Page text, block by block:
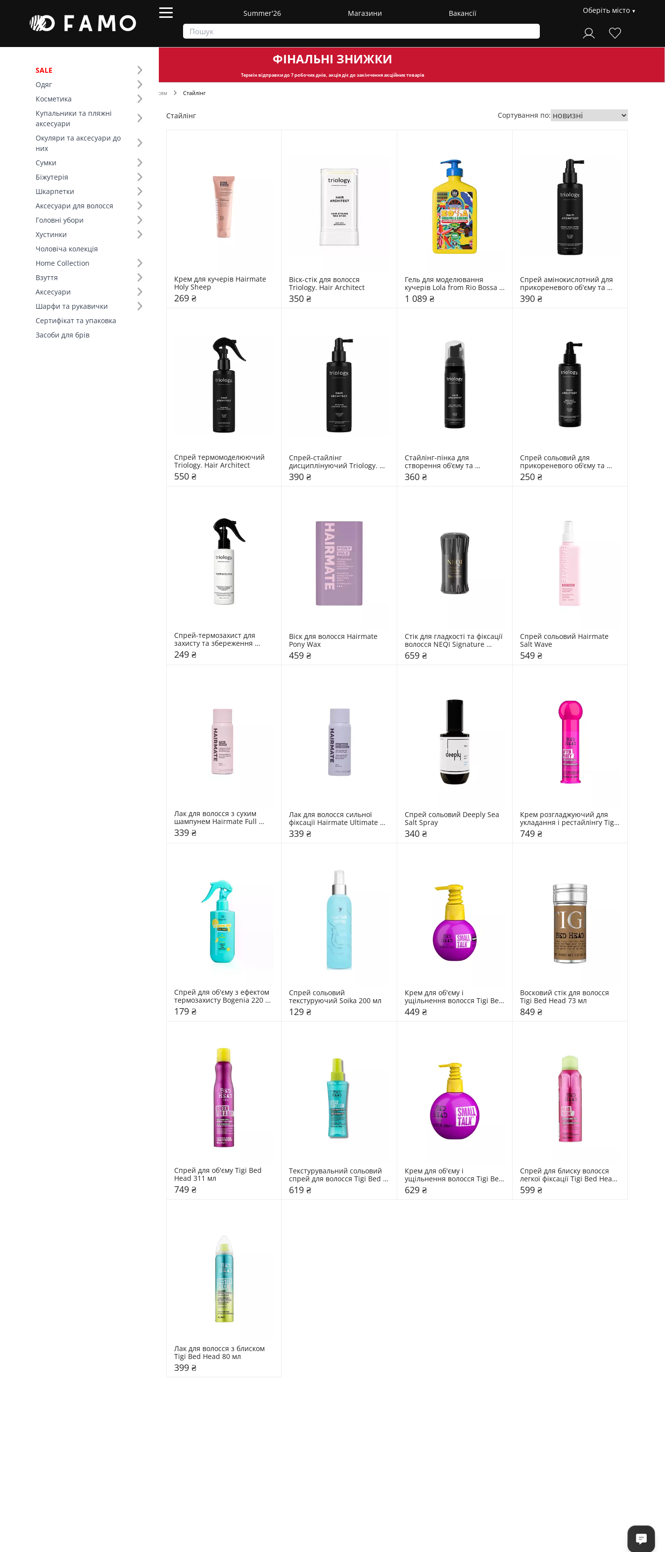
Summer'26 Магазини Вакансії Оберіть місто
SALE
Одяг
Косметика
Купальники та пляжні
аксесуари
Окуляри та аксесуари до
них
Сумки
Біжутерія
Шкарпетки
Аксесуари для волосся
Головні убори
Хустинки
Чоловіча колекція
Home Collection
Взуття
Аксесуари
Шарфи та рукавички
Сертифікат та упаковка
Засоби для брів
ФІНАЛЬНІ ЗНИЖКИ
Термін відправкидо 7 робочих днів, акція діє до закінчення акційних товарів
Догляд за волоссям Стайлінг
Фільтр
Ціна
Вид товару (11)
Засіб за потребою (1)
Стайлінг Сортування по:
Крем для кучерів Hairmate
Holy Sheep
269 ₴
Віск-стік для волосся
Triology. Hair Architect
350 ₴
Гель для моделювання
кучерів Lola from Rio Bossa
Gelatina
1 089 ₴
Спрей амінокислотний для
прикореневого об'єму та
створення текстури Triology.
Hair Architect
390 ₴
Спрей термомоделюючий
Triology. Hair Architect
550 ₴
Спрей-стайлінг
дисциплінуючий Triology.
Hair Architect
390 ₴
Стайлінг-пінка для
створення обʼєму та
структурування волосся
Triology. Hair Architect
360 ₴
Спрей сольовий для
прикореневого обʼєму та
текстури Triology. Hair
Architect
250 ₴
Спрей-термозахист для
захисту та збереження
вологи у волоссі Triology.
Thermolock
249 ₴
Віск для волосся Hairmate
Pony Wax
459 ₴
Стік для гладкості та фіксації
волосся NEQI Signature
Styling Sleek Stick
659 ₴
Спрей сольовий Hairmate
Salt Wave
549 ₴
Лак для волосся з сухим
шампунем Hairmate Full
Moon
339 ₴
Лак для волосся сильної
фіксації Hairmate Ultimate
Hairspray
339 ₴
Спрей сольовий Deeply Sea
Salt Spray
340 ₴
Крем розгладжуючий для
укладання і рестайлінгу Tigi
Bed Head After Party
749 ₴
Спрей для об'єму з ефектом
термозахисту Bogenia 220
мл
179 ₴
Спрей сольовий
текстуруючий Soika 200 мл
129 ₴
Крем для об'єму і
ущільнення волосся Tigi Bed
Head 125 мл
449 ₴
Восковий стік для волосся
Tigi Bed Head 73 мл
849 ₴
Спрей для об'єму Tigi Bed
Head 311 мл
749 ₴
Текстурувальний сольовий
спрей для волосся Tigi Bed
Head 100 мл
619 ₴
Крем для об'єму і
ущільнення волосся Tigi Bed
Head 240 мл
629 ₴
Спрей для блиску волосся
легкої фіксації Tigi Bed Head
200 мл
599 ₴
Лак для волосся з блиском
Tigi Bed Head 80 мл
399 ₴